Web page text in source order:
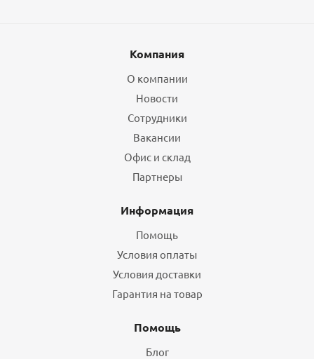
Компания
О компании
Новости
Сотрудники
Вакансии
Офис и склад
Партнеры
Информация
Помощь
Условия оплаты
Условия доставки
Гарантия на товар
Помощь
Блог